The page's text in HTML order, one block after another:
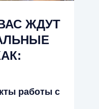
работы с
ЖДУТ